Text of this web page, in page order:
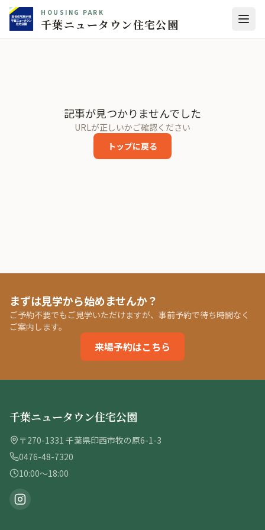
HOUSING PARK
千葉ニュータウン住宅公園
記事が見つかりませんでした
URLが正しいかご確認ください
トップに戻る
まずは見学から始めませんか？
ご予約不要でもご見学いただけますが、事前予約で待ち時間なく
ご案内します。
来場予約はこちら
千葉ニュータウン住宅公園
〒270-1331 千葉県印西市牧の原6-1-3
0476-48-7320
10:00〜18:00